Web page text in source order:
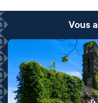
Vous